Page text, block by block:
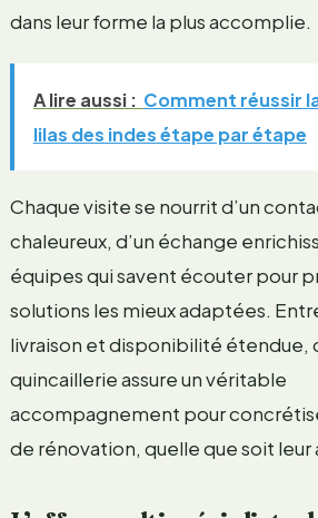
dans leur forme la plus accomplie.
A lire aussi : Comment réussir
lilas des indes étape par étape
Chaque visite se nourrit d’un
chaleureux, d’un échange
équipes qui savent écouter pour
solutions les mieux adaptées.
livraison et disponibilité étendue,
quincaillerie assure un véritable
accompagnement pour
de rénovation, quelle que soit leur